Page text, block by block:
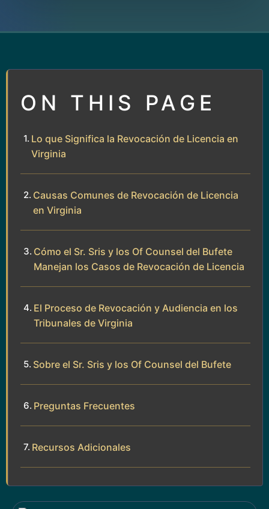
ON THIS PAGE
Lo que Significa la Revocación de Licencia en
Virginia
Causas Comunes de Revocación de Licencia
en Virginia
Cómo el Sr. Sris y los Of Counsel del Bufete
Manejan los Casos de Revocación de Licencia
El Proceso de Revocación y Audiencia en los
Tribunales de Virginia
Sobre el Sr. Sris y los Of Counsel del Bufete
Preguntas Frecuentes
Recursos Adicionales